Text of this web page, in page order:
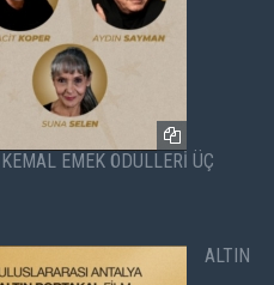
EMEK ÖDÜLLERİ ÜÇ
ALTIN